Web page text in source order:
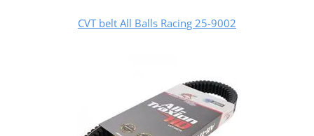
CVT belt All Balls Racing 25-9002